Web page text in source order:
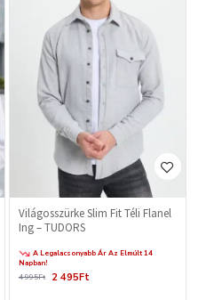
Világosszürke Slim Fit Téli Flanel
Ing – TUDORS
A Legalacsonyabb Ár Az Elmúlt 14
Napban!
2 495Ft
4 995Ft